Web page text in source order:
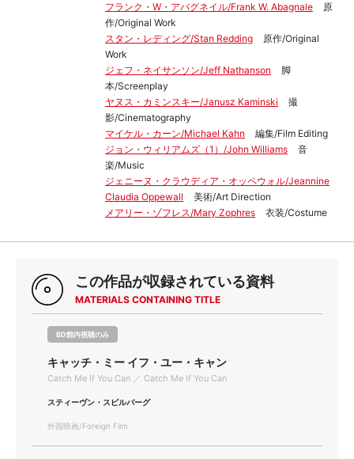
フランク・W・アバグネイル/Frank W. Abagnale
原
作/Original Work
スタン・レディング/Stan Redding
原作/Original
Work
ジェフ・ネイサンソン/Jeff Nathanson
脚
本/Screenplay
ヤヌス・カミンスキー/Janusz Kaminski
撮
影/Cinematography
マイケル・カーン/Michael Kahn
編集/Film Editing
ジョン・ウィリアムズ（1）/John Williams
音
楽/Music
ジェニーヌ・クラウディア・オッペウォル/Jeannine
Claudia Oppewall
美術/Art Direction
メアリー・ゾフレス/Mary Zophres
衣装/Costume
この作品が収録されている資料
MATERIALS CONTAINING TITLE
BD館内視聴のみ
キャッチ・ミー イフ・ユー・キャン
Catch Me If You Can ／ Catch Me If You Can
スティーヴン・スピルバーグ
外国映画/Foreign Film